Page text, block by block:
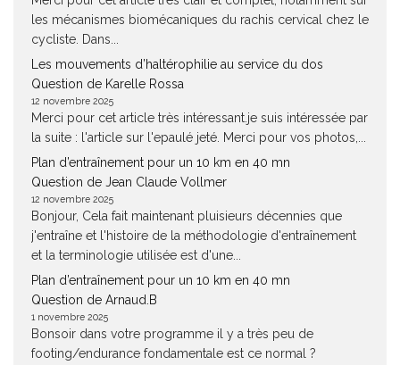
les mécanismes biomécaniques du rachis cervical chez le
cycliste. Dans...
Les mouvements d’haltérophilie au service du dos
Question de Karelle Rossa
12 novembre 2025
Merci pour cet article très intéressant.je suis intéressée par
la suite : l'article sur l'epaulé jeté. Merci pour vos photos,...
Plan d’entraînement pour un 10 km en 40 mn
Question de Jean Claude Vollmer
12 novembre 2025
Bonjour, Cela fait maintenant pluisieurs décennies que
j'entraîne et l'histoire de la méthodologie d'entraînement
et la terminologie utilisée est d'une...
Plan d’entraînement pour un 10 km en 40 mn
Question de Arnaud.B
1 novembre 2025
Bonsoir dans votre programme il y a très peu de
footing/endurance fondamentale est ce normal ?